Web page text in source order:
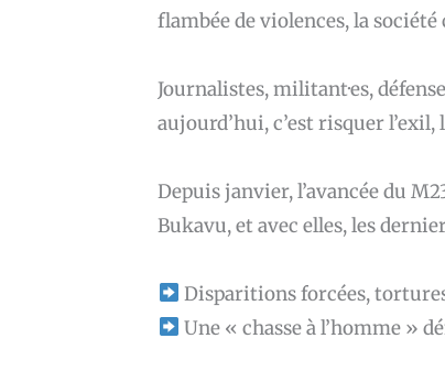
flambée de violences, la
Journalistes, militant·es,
aujourd’hui, c’est risquer
Depuis janvier, l’avancée du
Bukavu, et avec elles, les
Disparitions forcées,
Une « chasse à l’homme »